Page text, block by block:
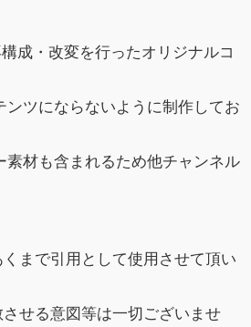
成・改変を行ったオリジナルコ
ツにならないように制作してお
材も含まれるため他チャンネル
まで引用として使用させて頂い
せる意図等は一切ございませ